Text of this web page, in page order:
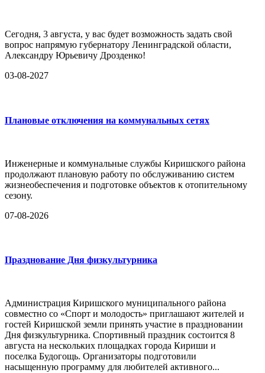
Сегодня, 3 августа, у вас будет возможность задать свой
вопрос напрямую губернатору Ленинградской области,
Александру Юрьевичу Дрозденко!
03-08-2027
Плановые отключения на коммунальных сетях
Инженерные и коммунальные службы Киришского района
продолжают плановую работу по обслуживанию систем
жизнеобеспечения и подготовке объектов к отопительному
сезону.
07-08-2026
Празднование Дня физкультурника
Администрация Киришского муниципального района
совместно со «Спорт и молодость» приглашают жителей и
гостей Киришской земли принять участие в праздновании
Дня физкультурника. Спортивный праздник состоится 8
августа на нескольких площадках города Кириши и
поселка Будогощь. Организаторы подготовили
насыщенную программу для любителей активного...